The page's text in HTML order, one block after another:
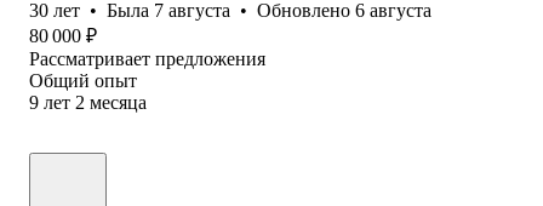
30 лет • Была 7 августа • Обновлено 6 августа
80 000 ₽
Рассматривает предложения
Общий опыт
9 лет 2 месяца